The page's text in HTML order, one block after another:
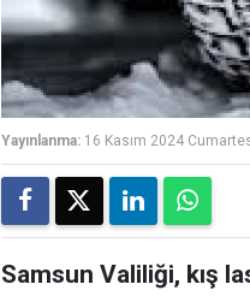
Yayınlanma: 16 Kasım 2024
Samsun Valiliği, kış